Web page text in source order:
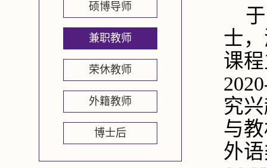
硕博导师
兼职教师
荣休教师
外籍教师
博士后
士
课
究
与
外